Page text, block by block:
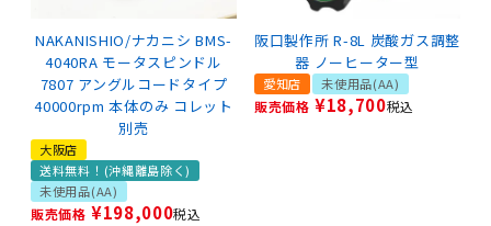
NAKANISHIO/ナカニシ BMS-
4040RA モータスピンドル
7807 アングルコードタイプ
40000rpm 本体のみ コレット
別売
大阪店
送料無料！(沖縄離島除く)
未使用品(AA)
販売価格 ¥198,000税込
阪口製作所 R-8L 炭酸ガス調整
器 ノーヒーター型
愛知店 未使用品(AA)
販売価格 ¥18,700税込